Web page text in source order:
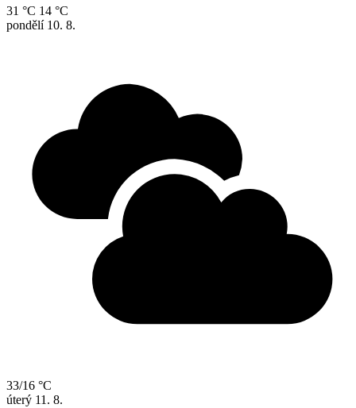
31 °C 14 °C
pondělí 10. 8.
33/16 °C
úterý 11. 8.